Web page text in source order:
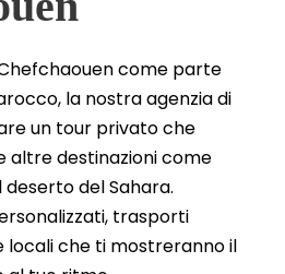
come parte
la nostra agenzia di
un tour privato che
altre destinazioni come
deserto del Sahara.
trasporti
locali che ti mostreranno il